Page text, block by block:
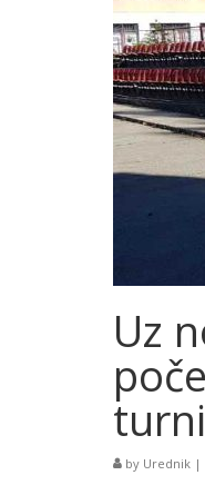
Uz
by Urednik |